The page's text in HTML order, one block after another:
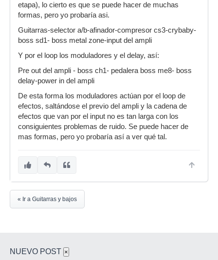
etapa), lo cierto es que se puede hacer de muchas
formas, pero yo probaría asi.
Guitarras-selector a/b-afinador-compresor cs3-crybaby-
boss sd1- boss metal zone-input del ampli
Y por el loop los moduladores y el delay, así:
Pre out del ampli - boss ch1- pedalera boss me8- boss
delay-power in del ampli
De esta forma los moduladores actúan por el loop de
efectos, saltándose el previo del ampli y la cadena de
efectos que van por el input no es tan larga con los
consiguientes problemas de ruido. Se puede hacer de
mas formas, pero yo probaría así a ver qué tal.
« Ir a Guitarras y bajos
NUEVO POST ×